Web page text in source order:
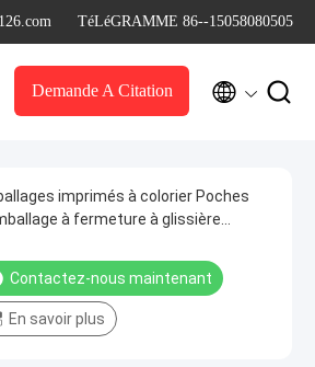
TéLéGRAMME 86--15058080505
Demande A Citation  
imprimés à colorier Poches
à fermeture à glissière
Contactez-nous maintenant
En savoir plus